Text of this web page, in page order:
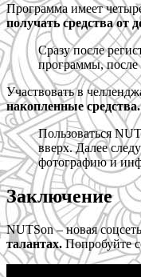
Программа имеет
получать средства от
Сразу после
программы, после
Участвовать в
накопленные средства.
Пользоваться
вверх. Далее
фотографию и
Заключение
NUTSon – новая
талантах.Попробуйте